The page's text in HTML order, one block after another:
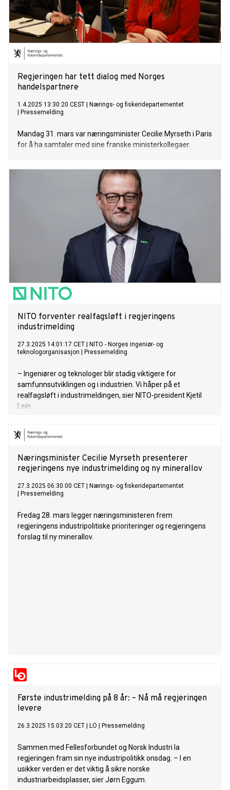
Regjeringen har tett dialog med Norges
handelspartnere
1.4.2025 13:30:20 CEST
Nærings- og fiskeridepartementet
Pressemelding
Mandag 31. mars var næringsminister Cecilie Myrseth i Paris
for å ha samtaler med sine franske ministerkollegaer.
NITO forventer realfagsløft i regjeringens
industrimelding
27.3.2025 14:01:17 CET
NITO - Norges ingeniør- og
teknologorganisasjon
Pressemelding
– Ingeniører og teknologer blir stadig viktigere for
samfunnsutviklingen og i industrien. Vi håper på et
realfagsløft i industrimeldingen, sier NITO-president Kjetil
Lein.
Næringsminister Cecilie Myrseth presenterer
regjeringens nye industrimelding og ny minerallov
27.3.2025 06:30:00 CET
Nærings- og fiskeridepartementet
Pressemelding
Fredag 28. mars legger næringsministeren frem
regjeringens industripolitiske prioriteringer og regjeringens
forslag til ny minerallov.
Første industrimelding på 8 år: – Nå må regjeringen
levere
26.3.2025 15:03:20 CET LO Pressemelding
Sammen med Fellesforbundet og Norsk Industri la
regjeringen fram sin nye industripolitikk onsdag. – I en
usikker verden er det viktig å sikre norske
industriarbeidsplasser, sier Jørn Eggum.